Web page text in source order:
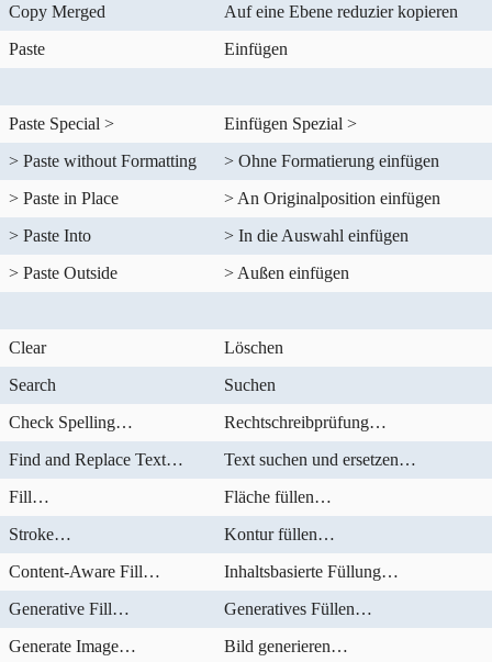
Copy Merged
Auf eine Ebene reduzier kopieren
Paste
Einfügen
Paste Special >
Einfügen Spezial >
> Paste without Formatting
> Ohne Formatierung einfügen
> Paste in Place
> An Originalposition einfügen
> Paste Into
> In die Auswahl einfügen
> Paste Outside
> Außen einfügen
Clear
Löschen
Search
Suchen
Check Spelling…
Rechtschreibprüfung…
Find and Replace Text…
Text suchen und ersetzen…
Fill…
Fläche füllen…
Stroke…
Kontur füllen…
Content-Aware Fill…
Inhaltsbasierte Füllung…
Generative Fill…
Generatives Füllen…
Generate Image…
Bild generieren…